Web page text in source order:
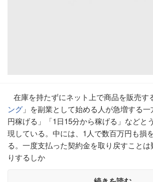
在庫を持たずにネット上で商品を販売す
ング 」を副業として始める人が急増する
円稼げる」「1日15分から稼げる」などと
現している。中には、1人で数百万円も損
る。一度支払った契約金を取り戻すことは
りするしか